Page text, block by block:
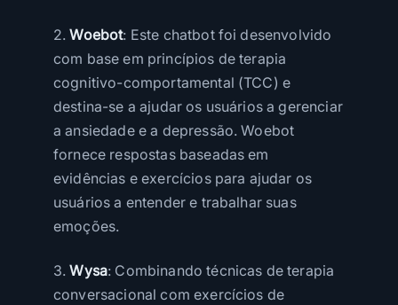
2.Woebot: Este chatbot foi desenvolvido
com base em princípios de terapia
cognitivo-comportamental (TCC) e
destina-se a ajudar os usuários a gerenciar
a ansiedade e a depressão. Woebot
fornece respostas baseadas em
evidências e exercícios para ajudar os
usuários a entender e trabalhar suas
emoções.
3.Wysa: Combinando técnicas de terapia
conversacional com exercícios de